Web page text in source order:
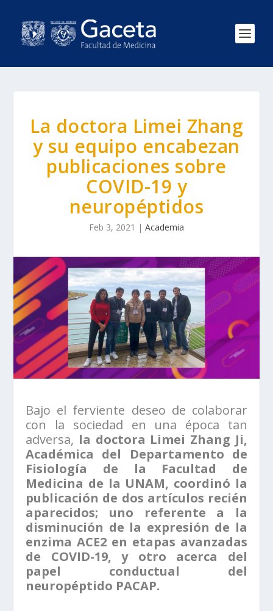
La doctora Limei Zhang
y su equipo encabezan
publicaciones sobre
COVID-19 y
neuropéptidos
Feb 3, 2021 | Academia
Bajo el ferviente deseo de colaborar
con la sociedad en una época tan
adversa, la doctora Limei Zhang Ji,
Académica del Departamento de
Fisiología de la Facultad de
Medicina de la UNAM, coordinó la
publicación de dos artículos recién
aparecidos; uno referente a la
disminución de la expresión de la
enzima ACE2 en etapas avanzadas
de COVID-19, y otro acerca del
papel conductual del
neuropéptido PACAP.